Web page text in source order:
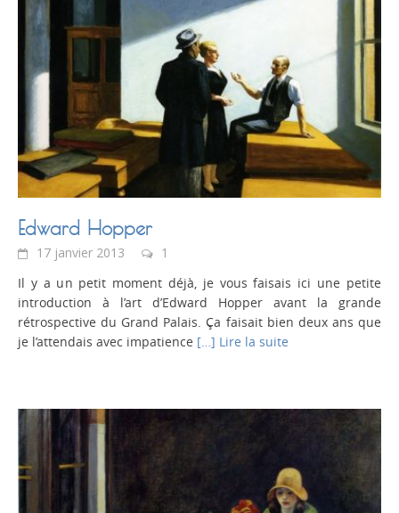
Edward Hopper
17 janvier 2013
1
Il y a un petit moment déjà, je vous faisais ici une petite
introduction à l’art d’Edward Hopper avant la grande
rétrospective du Grand Palais. Ça faisait bien deux ans que
je l’attendais avec impatience […] Lire la suite